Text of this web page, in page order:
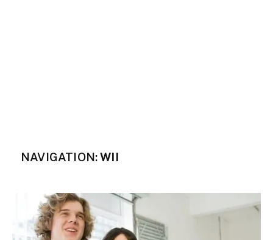
NAVIGATION:WII